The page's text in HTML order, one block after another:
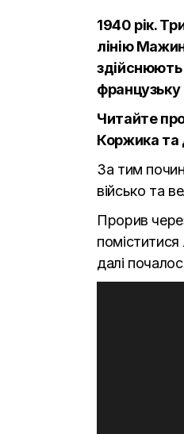
1940 рік.
лінію
Читайте
Коржика та
За тим
військо та
Прорив
далі